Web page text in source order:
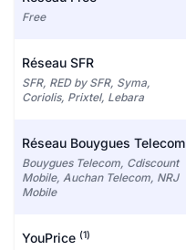
Free
Réseau SFR
SFR, RED by SFR, Syma,
Coriolis, Prixtel, Lebara
Réseau Bouygues Telecom
Bouygues Telecom, Cdiscount
Mobile, Auchan Telecom, NRJ
Mobile
YouPrice (1)